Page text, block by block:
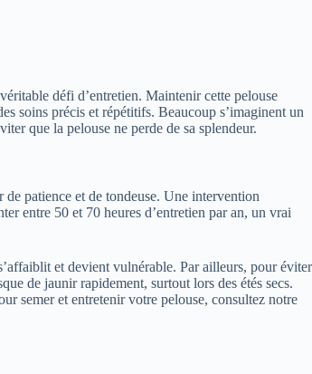
défi d’entretien. Maintenir cette pelouse
soins précis et répétitifs. Beaucoup s’imaginent un
que la pelouse ne perde de sa splendeur.
patience et de tondeuse. Une intervention
entre 50 et 70 heures d’entretien par an, un vrai
et devient vulnérable. Par ailleurs, pour éviter
de jaunir rapidement, surtout lors des étés secs.
semer et entretenir votre pelouse, consultez notre